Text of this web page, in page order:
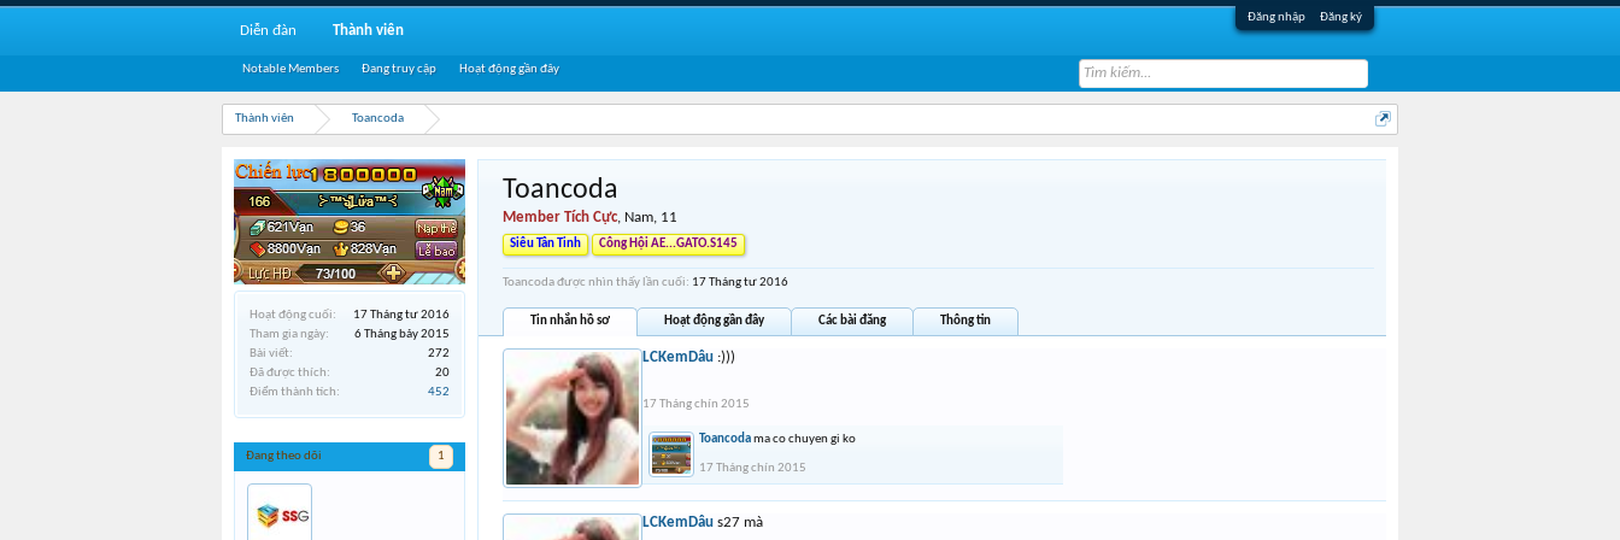
Đăng nhập Đăng ký
Thành viên Toancoda
Hoạt động cuối:
17 Tháng tư 2016
Tham gia ngày:
6 Tháng bảy 2015
Bài viết:
272
Đã được thích:
20
Điểm thành tích:
452
Đang theo dõi 1
Toancoda
Member Tích Cực, Nam, 11
Siêu Tân Tinh Công Hội AE...GATO.S145
Toancoda được nhìn thấy lần cuối: 17 Tháng tư 2016
Tin nhắn hồ sơ Hoạt động gần đây Các bài đăng Thông tin
LCKemDâu :)))
17 Tháng chín 2015
Toancodama co chuyen gi ko
17 Tháng chín 2015
LCKemDâu s27 mà
Diễn đàn Thành viên
Notable Members Đang truy cập Hoạt động gần đây